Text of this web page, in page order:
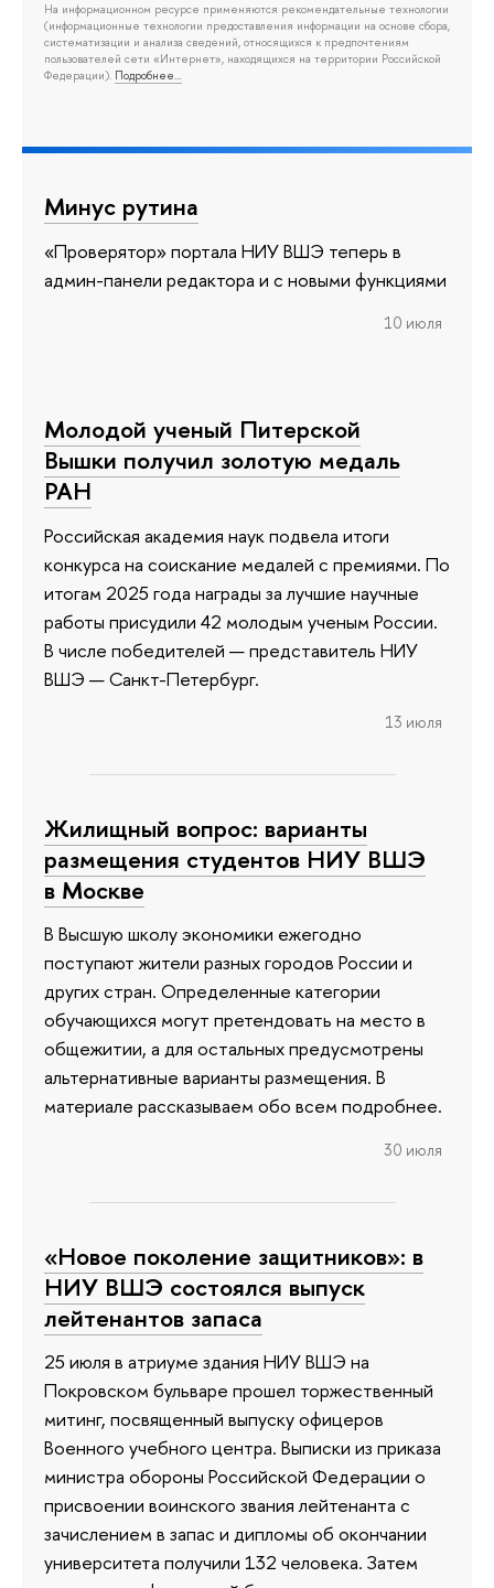
На информационном ресурсе применяются рекомендательные технологии
(информационные технологии предоставления информации на основе сбора,
систематизации и анализа сведений, относящихся к предпочтениям
пользователей сети «Интернет», находящихся на территории Российской
Федерации). Подробнее…
Минус рутина
«Проверятор» портала НИУ ВШЭ теперь в
админ-панели редактора и с новыми функциями
10 июля
Молодой ученый Питерской
Вышки получил золотую медаль
РАН
Российская академия наук подвела итоги
конкурса на соискание медалей с премиями. По
итогам 2025 года награды за лучшие научные
работы присудили 42 молодым ученым России.
В числе победителей — представитель НИУ
ВШЭ — Санкт-Петербург.
13 июля
Жилищный вопрос: варианты
размещения студентов НИУ ВШЭ
в Москве
В Высшую школу экономики ежегодно
поступают жители разных городов России и
других стран. Определенные категории
обучающихся могут претендовать на место в
общежитии, а для остальных предусмотрены
альтернативные варианты размещения. В
материале рассказываем обо всем подробнее.
30 июля
«Новое поколение защитников»: в
НИУ ВШЭ состоялся выпуск
лейтенантов запаса
25 июля в атриуме здания НИУ ВШЭ на
Покровском бульваре прошел торжественный
митинг, посвященный выпуску офицеров
Военного учебного центра. Выписки из приказа
министра обороны Российской Федерации о
присвоении воинского звания лейтенанта с
зачислением в запас и дипломы об окончании
университета получили 132 человека. Затем